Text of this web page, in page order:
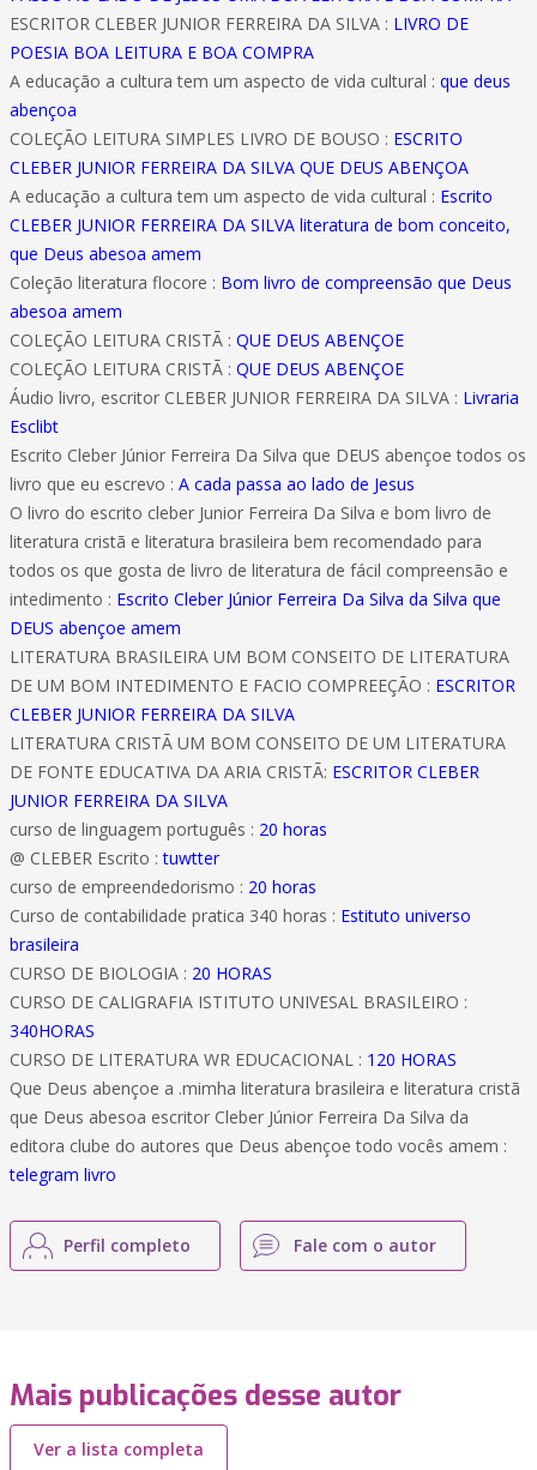
ESCRITOR CLEBER JUNIOR FERREIRA DA SILVA : LIVRO DE
POESIA BOA LEITURA E BOA COMPRA
A educação a cultura tem um aspecto de vida cultural : que deus
abençoa
COLEÇÃO LEITURA SIMPLES LIVRO DE BOUSO : ESCRITO
CLEBER JUNIOR FERREIRA DA SILVA QUE DEUS ABENÇOA
A educação a cultura tem um aspecto de vida cultural : Escrito
CLEBER JUNIOR FERREIRA DA SILVA literatura de bom conceito,
que Deus abesoa amem
Coleção literatura flocore : Bom livro de compreensão que Deus
abesoa amem
COLEÇÃO LEITURA CRISTÃ : QUE DEUS ABENÇOE
COLEÇÃO LEITURA CRISTÃ : QUE DEUS ABENÇOE
Áudio livro, escritor CLEBER JUNIOR FERREIRA DA SILVA : Livraria
Esclibt
Escrito Cleber Júnior Ferreira Da Silva que DEUS abençoe todos os
livro que eu escrevo : A cada passa ao lado de Jesus
O livro do escrito cleber Junior Ferreira Da Silva e bom livro de
literatura cristã e literatura brasileira bem recomendado para
todos os que gosta de livro de literatura de fácil compreensão e
intedimento : Escrito Cleber Júnior Ferreira Da Silva da Silva que
DEUS abençoe amem
LITERATURA BRASILEIRA UM BOM CONSEITO DE LITERATURA
DE UM BOM INTEDIMENTO E FACIO COMPREEÇÃO : ESCRITOR
CLEBER JUNIOR FERREIRA DA SILVA
LITERATURA CRISTÃ UM BOM CONSEITO DE UM LITERATURA
DE FONTE EDUCATIVA DA ARIA CRISTÃ: ESCRITOR CLEBER
JUNIOR FERREIRA DA SILVA
curso de linguagem português : 20 horas
@ CLEBER Escrito :tuwtter
curso de empreendedorismo : 20 horas
Curso de contabilidade pratica 340 horas : Estituto universo
brasileira
CURSO DE BIOLOGIA : 20 HORAS
CURSO DE CALIGRAFIA ISTITUTO UNIVESAL BRASILEIRO :
340HORAS
CURSO DE LITERATURA WR EDUCACIONAL : 120 HORAS
Que Deus abençoe a .mimha literatura brasileira e literatura cristã
que Deus abesoa escritor Cleber Júnior Ferreira Da Silva da
editora clube do autores que Deus abençoe todo vocês amem :
telegram livro
Perfil completo Fale com o autor
Mais publicações desse autor
Ver a lista completa